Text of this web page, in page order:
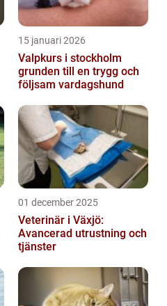
15 januari 2026
Valpkurs i stockholm
grunden till en trygg och
följsam vardagshund
01 december 2025
Veterinär i Växjö:
Avancerad utrustning och
tjänster